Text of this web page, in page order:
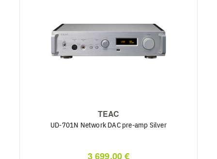
TEAC
UD-701N Network DAC pre-amp Silver
3 699,00 €